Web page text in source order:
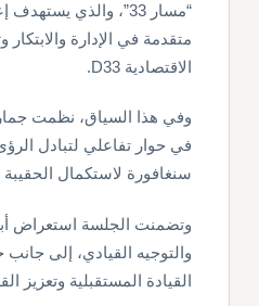
“مسار 33”، والذي
متقدمة في الإدارة
الاقتصادية D33.
وفي هذا السياق، نظمت
في حوار تفاعلي لتبادل
سنغافورة لاستكمال الحقيبة
وتضمنت الجلسة استعراض
والتوجيه القيادي، إلى
القيادة المستقبلية وتعزيز